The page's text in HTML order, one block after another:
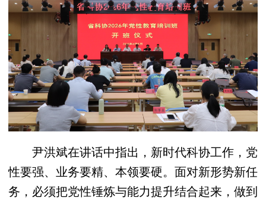
尹洪斌在讲话中指出，新时代科协工作，党
性要强、业务要精、本领要硬。面对新形势新任
务，必须把党性锤炼与能力提升结合起来，做到